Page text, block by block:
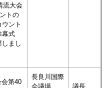
流大会
トの
ント
幕式
まし
第40
長良川国際
会議場
議長